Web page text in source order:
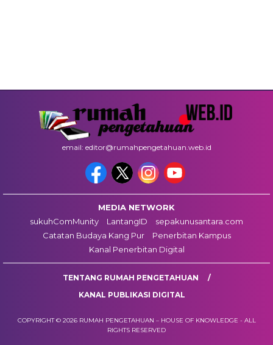
email: editor@rumahpengetahuan.web.id
MEDIA NETWORK
sukuhComMunity
LantangID
sepakunusantara.com
Catatan Budaya Kang Pur
Penerbitan Kampus
Kanal Penerbitan Digital
TENTANG RUMAH PENGETAHUAN
KANAL PUBLIKASI DIGITAL
COPYRIGHT © 2026 RUMAH PENGETAHUAN – HOUSE OF KNOWLEDGE - ALL
RIGHTS RESERVED